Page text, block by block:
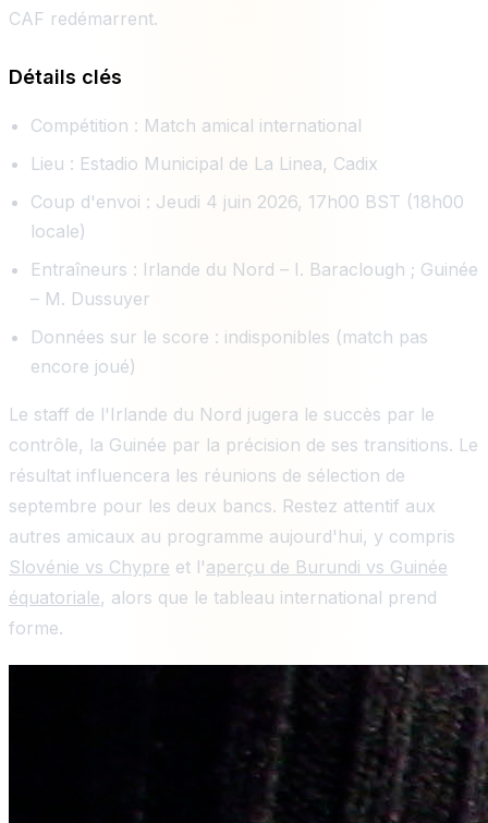
CAF redémarrent.
Détails clés
Compétition : Match amical international
Lieu : Estadio Municipal de La Linea, Cadix
Coup d'envoi : Jeudi 4 juin 2026, 17h00 BST (18h00
locale)
Entraîneurs : Irlande du Nord – I. Baraclough ; Guinée
– M. Dussuyer
Données sur le score : indisponibles (match pas
encore joué)
Le staff de l'Irlande du Nord jugera le succès par le
contrôle, la Guinée par la précision de ses transitions. Le
résultat influencera les réunions de sélection de
septembre pour les deux bancs. Restez attentif aux
autres amicaux au programme aujourd'hui, y compris
Slovénie vs Chypre et l'aperçu de Burundi vs Guinée
équatoriale, alors que le tableau international prend
forme.